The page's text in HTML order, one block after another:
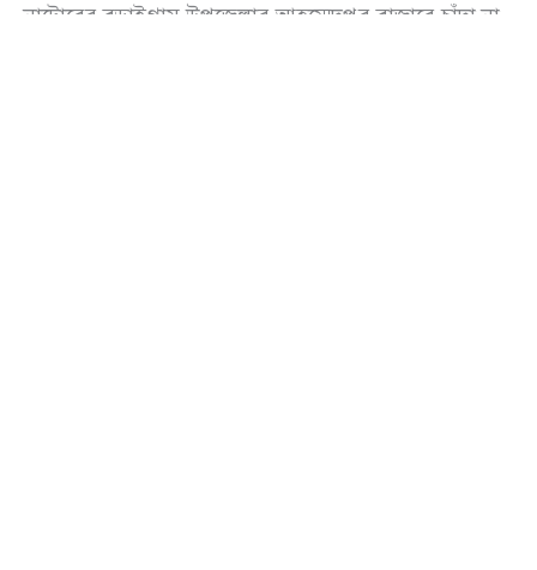
নাটোরের বড়াইগ্রাম উপজেলার আহম্মেদপুর বাজারে চাঁদা না